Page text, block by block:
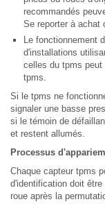
recommandés
Se reporter à achat
Le fonctionnement
d'installations
celles du tpms
tpms.
Si le tpms ne
signaler une basse
si le témoin de
et restent allumés.
Processus
Chaque capteur tpms
d'identification doit
roue après la